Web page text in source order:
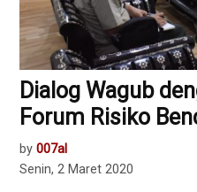
Dialog Wagub
Forum Risiko
by 007al
Senin, 2 Maret 2020